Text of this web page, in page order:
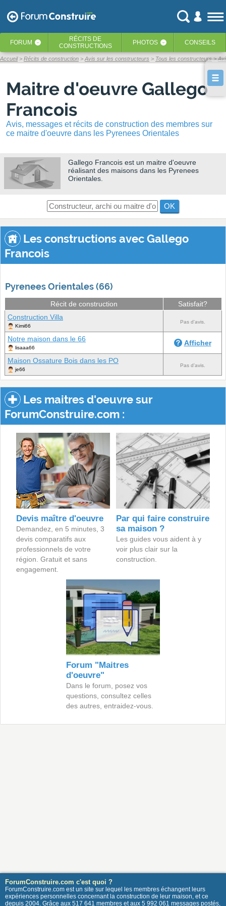
FORUM ‹ RÉCITS DE
CONSTRUCTIONS
PHOTOS ‹ CONSEILS
Accueil Récits de construction Avis sur les constructeurs Tous les constructeurs
Maitre d'oeuvre Gallego
Francois
Avis, messages et récits de construction des membres sur
ce maitre d'oeuvre dans les Pyrenees Orientales
Gallego Francois est un maitre d'oeuvre
réalisant des maisons dans les Pyrenees
Orientales.
OK
Les constructions avec Gallego
Francois
Pyrenees Orientales (66)
Récit de construction
Satisfait?
Construction Villa
Kimi66
Pas d'avis.
Notre maison dans le 66
lisaaa66
Afficher
Maison Ossature Bois dans les PO
je66
Pas d'avis.
Les maitres d'oeuvre sur
ForumConstruire.com :
Devis maître d'oeuvre
Demandez, en 5 minutes, 3
devis comparatifs aux
professionnels de votre
région. Gratuit et sans
engagement.
Par qui faire construire
sa maison ?
Les guides vous aident à y
voir plus clair sur la
construction.
Forum "Maitres
d'oeuvre"
Dans le forum, posez vos
questions, consultez celles
des autres, entraidez-vous.
ForumConstruire.com c'est quoi ?
ForumConstruire.com est un site sur lequel les membres échangent leurs
expériences personnelles concernant la construction de leur maison, et ce
depuis 2004. Grâce aux 517 641 membres et aux 5 992 061 messages postés,